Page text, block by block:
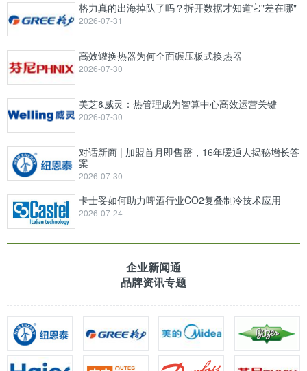
格力真的出海掉队了吗？拆开数据才知道它"差在哪"
2026-07-31
高效罐换热器为何全面碾压板式换热器
2026-07-30
美芝&威灵：热管理成为智算中心高效运营关键
2026-07-30
对话新商 | 加盟首月即售罄，16年暖通人揭秘增长答
案
2026-07-30
卡士妥如何助力啤酒行业CO2复叠制冷技术应用
2026-07-24
企业新闻通
品牌资讯专题